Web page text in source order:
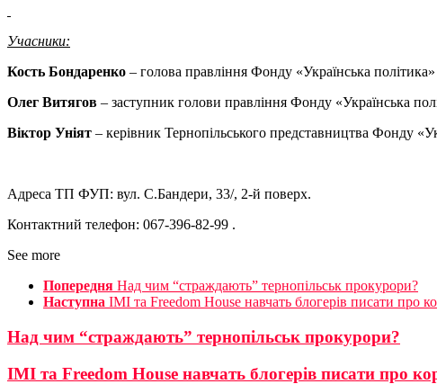
Учасники:
Кость Бондаренко – голова правління Фонду «Українська політика»
Олег Витягов – заступник голови правління Фонду «Українська
Віктор Уніят – керівник Тернопільського представництва Фонду
Адреса ТП ФУП: вул. С.Бандери, 33/, 2-й поверх.
Контактний телефон: 067-396-82-99 .
See more
Попередня Над чим “страждають” тернопільськ прокурори?
Наступна ІМІ та Freedom House навчать блогерів писати про
Над чим “страждають” тернопільськ прокурори?
ІМІ та Freedom House навчать блогерів писати про